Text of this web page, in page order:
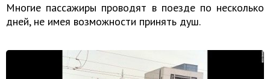
Многие пассажиры проводят в поезде по несколько
дней, не имея возможности принять душ.